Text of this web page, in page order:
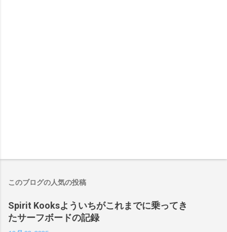
このブログの人気の投稿
Spirit Kooksよういちがこれまでに乗ってき
たサーフボードの記録